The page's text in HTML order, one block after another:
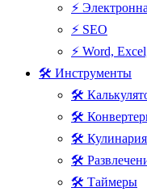
⚡
⚡ SEO
⚡ Word,
🛠 Инструменты
🛠
🛠
🛠 Кулинария
🛠
🛠 Таймеры